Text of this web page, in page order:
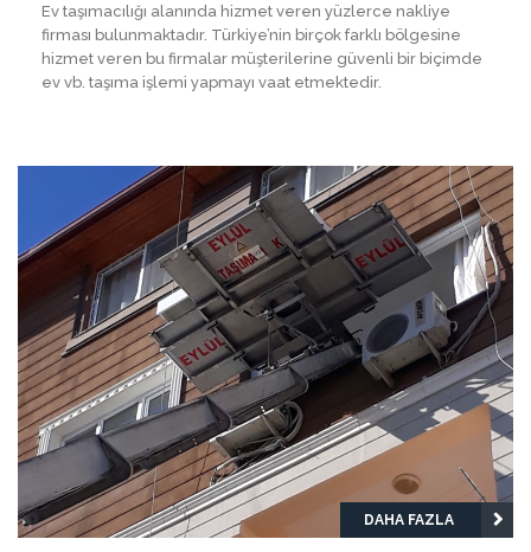
Ev taşımacılığı alanında hizmet veren yüzlerce nakliye
firması bulunmaktadır. Türkiye’nin birçok farklı bölgesine
hizmet veren bu firmalar müşterilerine güvenli bir biçimde
ev vb. taşıma işlemi yapmayı vaat etmektedir.
DAHA FAZLA